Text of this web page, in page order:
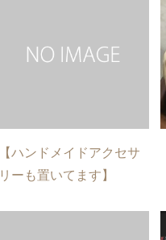
【ハンドメイドアクセサ
リーも置いてます】